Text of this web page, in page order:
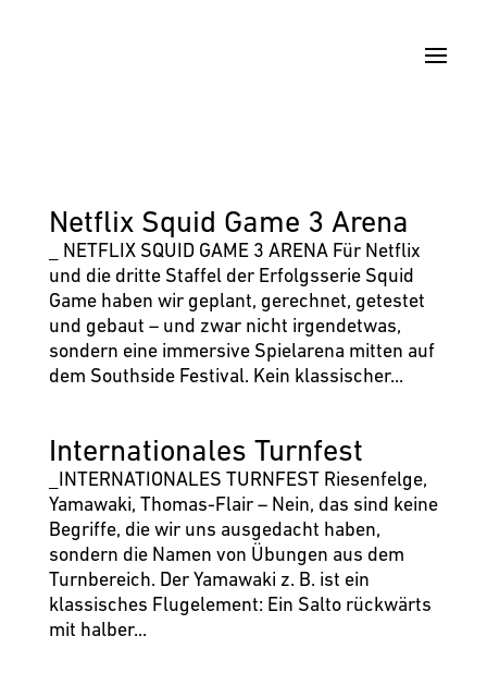
Netflix Squid Game 3 Arena
_ NETFLIX SQUID GAME 3 ARENA Für Netflix
und die dritte Staffel der Erfolgsserie Squid
Game haben wir geplant, gerechnet, getestet
und gebaut – und zwar nicht irgendetwas,
sondern eine immersive Spielarena mitten auf
dem Southside Festival. Kein klassischer...
Internationales Turnfest
_INTER­NATIO­NALES TURN­FEST Riesenfelge,
Yamawaki, Thomas-Flair – Nein, das sind keine
Begriffe, die wir uns ausgedacht haben,
sondern die Namen von Übungen aus dem
Turnbereich. Der Yamawaki z. B. ist ein
klassisches Flugelement: Ein Salto rückwärts
mit halber...